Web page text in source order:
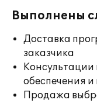
Выполнены
Доставка
заказчика
Консультации
обеспечения
Продажа